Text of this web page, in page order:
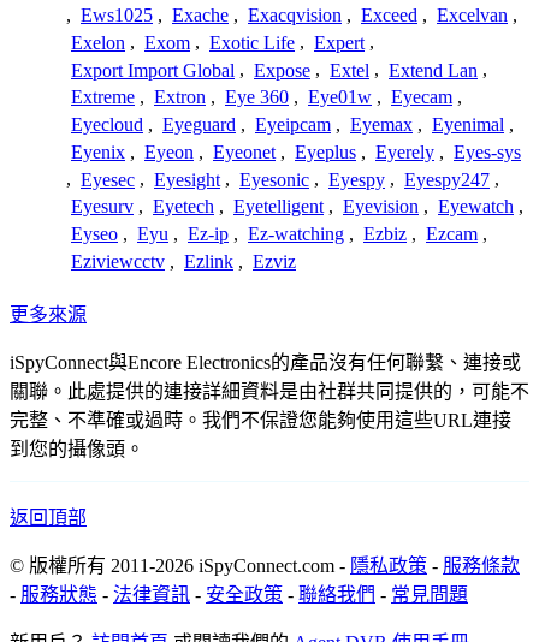
, Ews1025 , Exache , Exacqvision , Exceed , Excelvan ,
Exelon , Exom , Exotic Life , Expert ,
Export Import Global , Expose , Extel , Extend Lan ,
Extreme , Extron , Eye 360 , Eye01w , Eyecam ,
Eyecloud , Eyeguard , Eyeipcam , Eyemax , Eyenimal ,
Eyenix , Eyeon , Eyeonet , Eyeplus , Eyerely , Eyes-sys
, Eyesec , Eyesight , Eyesonic , Eyespy , Eyespy247 ,
Eyesurv , Eyetech , Eyetelligent , Eyevision , Eyewatch ,
Eyseo , Eyu , Ez-ip , Ez-watching , Ezbiz , Ezcam ,
Eziviewcctv , Ezlink , Ezviz
更多來源
iSpyConnect與Encore Electronics的產品沒有任何聯繫、連接或
關聯。此處提供的連接詳細資料是由社群共同提供的，可能不
完整、不準確或過時。我們不保證您能夠使用這些URL連接
到您的攝像頭。
返回頂部
© 版權所有 2011-2026 iSpyConnect.com - 隱私政策 - 服務條款
- 服務狀態 - 法律資訊 - 安全政策 - 聯絡我們 - 常見問題